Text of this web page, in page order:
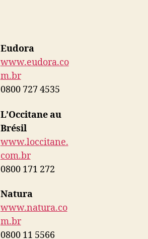
Eudora
www.eudora.co
m.br
0800 727 4535
L’Occitane au
Brésil
www.loccitane.
com.br
0800 171 272
Natura
www.natura.co
m.br
0800 11 5566